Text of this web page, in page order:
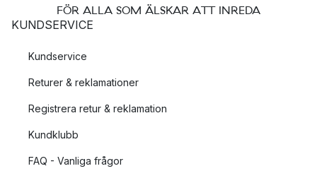
FÖR ALLA SOM ÄLSKAR ATT INREDA
KUNDSERVICE
Kundservice
Returer & reklamationer
Registrera retur & reklamation
Kundklubb
FAQ - Vanliga frågor